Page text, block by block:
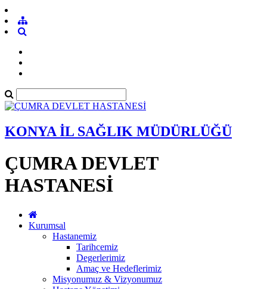
KONYA İL SAĞLIK MÜDÜRLÜĞÜ
ÇUMRA DEVLET
HASTANESİ
Kurumsal
Hastanemiz
Tarihcemiz
Degerlerimiz
Amaç ve Hedeflerimiz
Misyonumuz & Vizyonumuz